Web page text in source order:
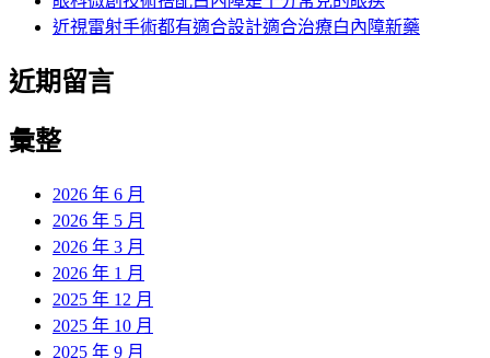
近視雷射手術都有適合設計適合治療白內障新藥
近期留言
彙整
2026 年 6 月
2026 年 5 月
2026 年 3 月
2026 年 1 月
2025 年 12 月
2025 年 10 月
2025 年 9 月